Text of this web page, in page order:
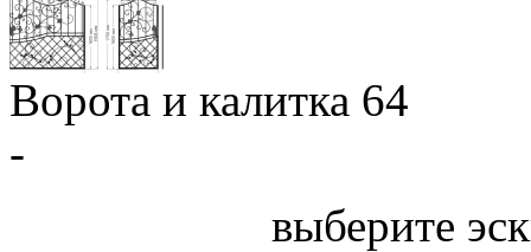
Ворота и калитка 64
-
выберите